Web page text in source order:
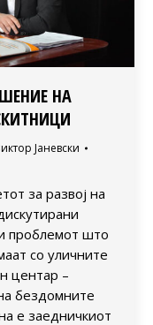
НА
Јаневски
за развој на
проблемот што
со уличните
центар –
бездомните
е заедничкиот